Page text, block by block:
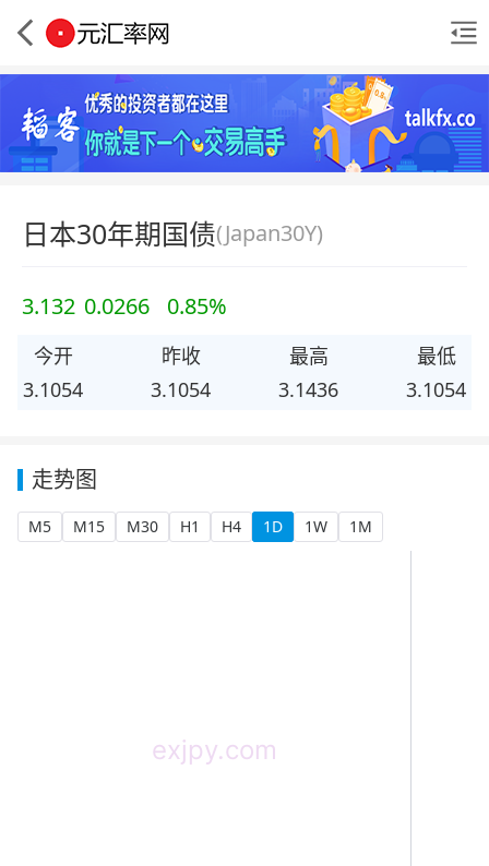
日本30年期国债(Japan30Y)
3.132 0.0266 0.85%
今开
3.1054
昨收
3.1054
最高
3.1436
最低
3.1054
走势图
M5 M15 M30 H1 H4 1D 1W 1M